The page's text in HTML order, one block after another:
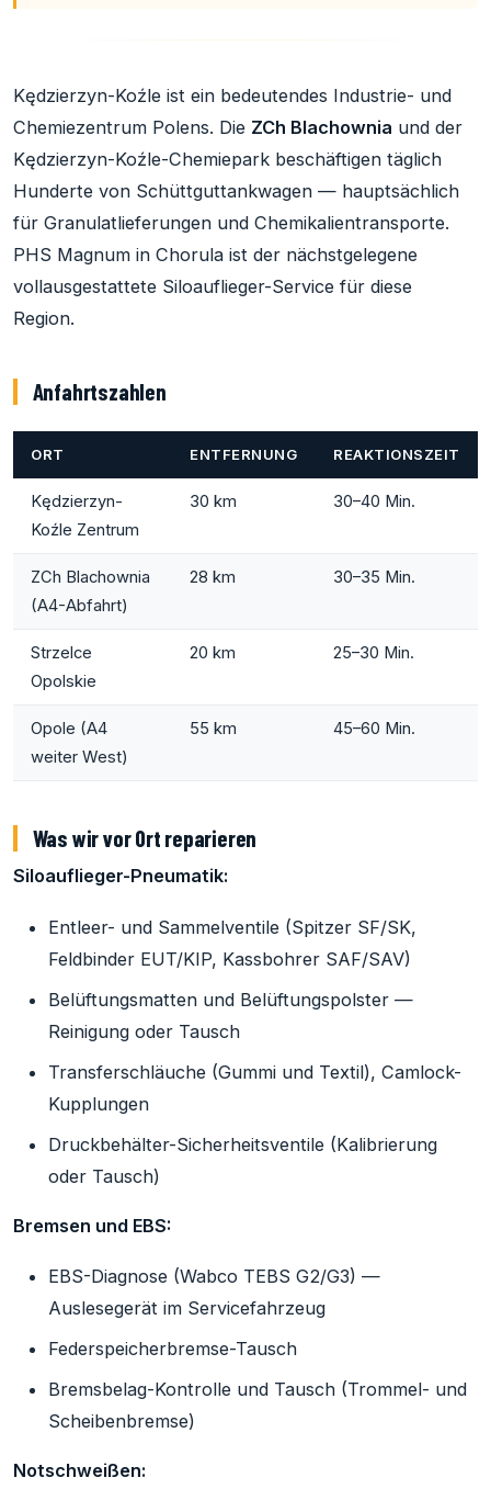
Kędzierzyn-Koźle ist ein bedeutendes Industrie- und
Chemiezentrum Polens. Die ZCh Blachownia und der
Kędzierzyn-Koźle-Chemiepark beschäftigen täglich
Hunderte von Schüttguttankwagen — hauptsächlich
für Granulatlieferungen und Chemikalientransporte.
PHS Magnum in Chorula ist der nächstgelegene
vollausgestattete Siloauflieger-Service für diese
Region.
Anfahrtszahlen
ORT ENTFERNUNG REAKTIONSZEIT
Kędzierzyn-
Koźle Zentrum
30 km 30–40 Min.
ZCh Blachownia
(A4-Abfahrt)
28 km 30–35 Min.
Strzelce
Opolskie
20 km 25–30 Min.
Opole (A4
weiter West)
55 km 45–60 Min.
Was wir vor Ort reparieren
Siloauflieger-Pneumatik:
Entleer- und Sammelventile (Spitzer SF/SK,
Feldbinder EUT/KIP, Kassbohrer SAF/SAV)
Belüftungsmatten und Belüftungspolster —
Reinigung oder Tausch
Transferschläuche (Gummi und Textil), Camlock-
Kupplungen
Druckbehälter-Sicherheitsventile (Kalibrierung
oder Tausch)
Bremsen und EBS:
EBS-Diagnose (Wabco TEBS G2/G3) —
Auslesegerät im Servicefahrzeug
Federspeicherbremse-Tausch
Bremsbelag-Kontrolle und Tausch (Trommel- und
Scheibenbremse)
Notschweißen: